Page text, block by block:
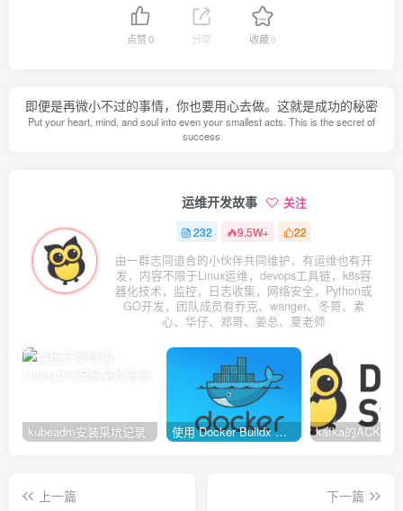
点赞0 分享 收藏0
即便是再微小不过的事情，你也要用心去做。这就是成功的秘密
Put your heart, mind, and soul into even your smallest acts. This is the secret of
success
运维开发故事 关注
232 9.5W+ 22
由一群志同道合的小伙伴共同维护，有运维也有开
发，内容不限于Linux运维，devops工具链，k8s容
器化技术，监控，日志收集，网络安全，Python或
GO开发，团队成员有乔克、wanger、冬哥、素
心、华仔、郑哥、姜总、夏老师
kubeadm安装采坑记录 使用 Docker Buildx 构建多种系统架构镜像
上一篇
下一篇